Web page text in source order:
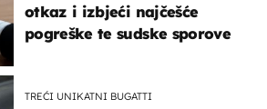
otkaz i izbjeći najčešće
pogreške te sudske sporove
TREĆI UNIKATNI BUGATTI